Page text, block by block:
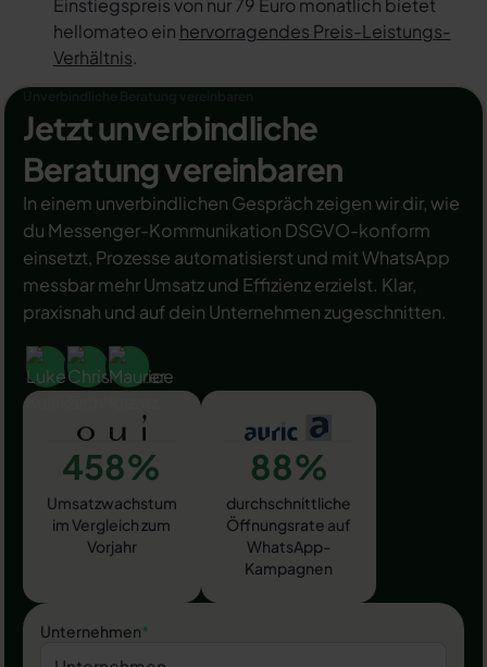
Einstiegspreis von nur 79 Euro monatlich bietet
hellomateo ein hervorragendes Preis-Leistungs-
Verhältnis.
Jetzt unverbindliche
Beratung vereinbaren
In einem unverbindlichen Gespräch zeigen wir dir, wie
du Messenger-Kommunikation DSGVO-konform
einsetzt, Prozesse automatisierst und mit WhatsApp
messbar mehr Umsatz und Effizienz erzielst. Klar,
praxisnah und auf dein Unternehmen zugeschnitten.
458%
Umsatzwachstum
im Vergleich zum
Vorjahr
88%
durchschnittliche
Öffnungsrate auf
WhatsApp-
Kampagnen
Unternehmen*